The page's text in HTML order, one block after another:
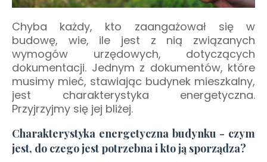
Chyba każdy, kto zaangażował się w
budowę, wie, ile jest z nią związanych
wymogów urzędowych, dotyczących
dokumentacji. Jednym z dokumentów, które
musimy mieć, stawiając budynek mieszkalny,
jest charakterystyka energetyczna.
Przyjrzyjmy się jej bliżej.
Charakterystyka energetyczna budynku - czym
jest, do czego jest potrzebna i kto ją sporządza?